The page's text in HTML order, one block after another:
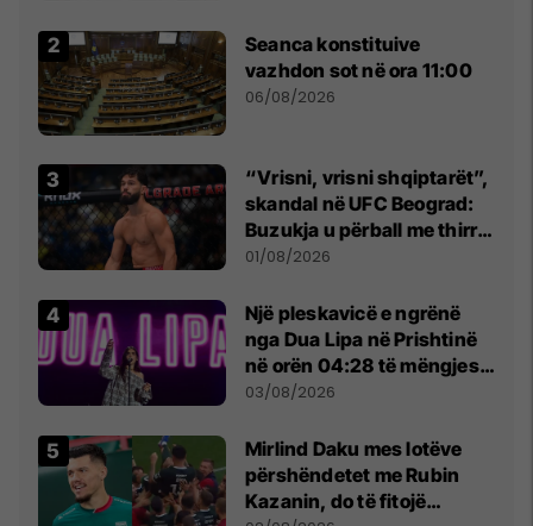
Seanca konstituive
vazhdon sot në ora 11:00
06/08/2026
“Vrisni, vrisni shqiptarët”,
skandal në UFC Beograd:
Buzukja u përball me thirrje
anti-shqiptare nga
01/08/2026
Një pleskavicë e ngrënë
nga Dua Lipa në Prishtinë
në orën 04:28 të mëngjesit
- dhe bota digjitale serbe
03/08/2026
Mirlind Daku mes lotëve
përshëndetet me Rubin
Kazanin, do të fitojë